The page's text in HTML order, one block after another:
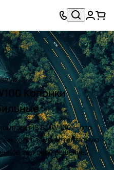
Колонки
IS BMW 100 — это
хотят заменить штатную
звуковое решение,
Комплект IS BMW 100